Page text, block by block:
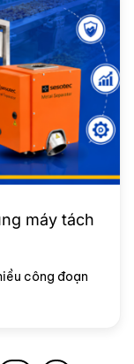
máy tách
công đoạn